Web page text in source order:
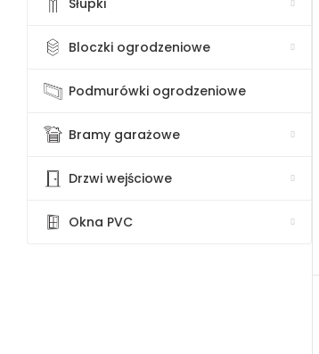
Słupki
Bloczki ogrodzeniowe
Podmurówki ogrodzeniowe
Bramy garażowe
Drzwi wejściowe
Okna PVC